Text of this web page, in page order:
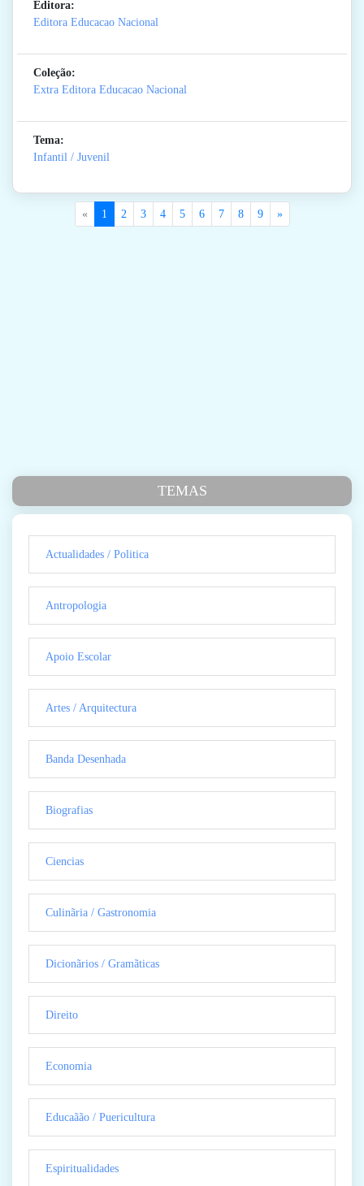
Editora:
Editora Educacao Nacional
Coleção:
Extra Editora Educacao Nacional
Tema:
Infantil / Juvenil
« 1 2 3 4 5 6 7 8 9 »
TEMAS
Actualidades / Politica
Antropologia
Apoio Escolar
Artes / Arquitectura
Banda Desenhada
Biografias
Ciencias
Culinãria / Gastronomia
Dicionãrios / Gramãticas
Direito
Economia
Educaãão / Puericultura
Espiritualidades